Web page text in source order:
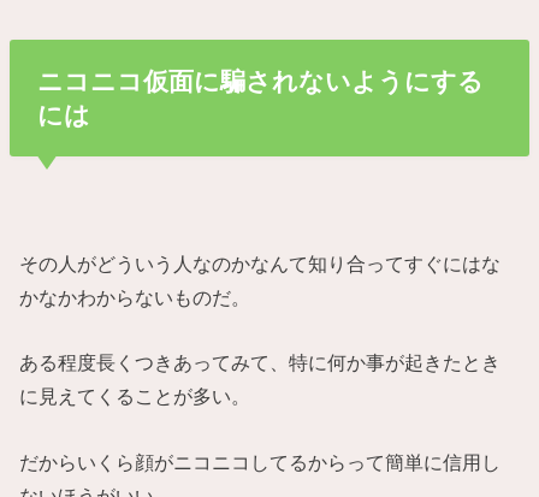
ニコニコ仮面に騙されないようにする
には
その人がどういう人なのかなんて知り合ってすぐにはな
かなかわからないものだ。
ある程度長くつきあってみて、特に何か事が起きたとき
に見えてくることが多い。
だからいくら顔がニコニコしてるからって簡単に信用し